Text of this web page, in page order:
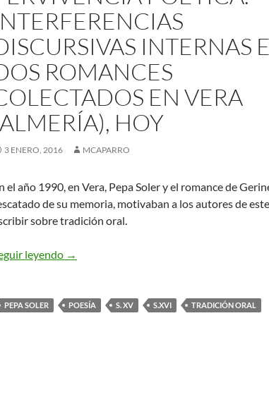
INTERNAS
ROMANCES
EN VERA
HOY
3 ENERO, 2016 MCAPARRO
el año 1990, en Vera, Pepa Soler y el romance de
de su memoria, motivaban a los autores de
sobre tradición oral.
leyendo TRADICIÓN ORAL Y PERVIVENCIA
→
PEPA SOLER POESÍA S. XV S.XVI TRADICIÓN ORAL